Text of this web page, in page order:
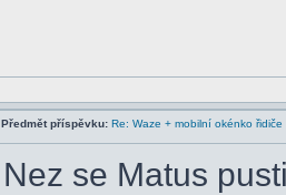
Předmět příspěvku: Re: Waze + mobilní okénko řidiče
Nez se Matus